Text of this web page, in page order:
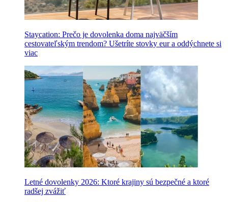
Staycation: Prečo je dovolenka doma najväčším
cestovateľským trendom? Ušetríte stovky eur a oddýchnete si
viac
Letné dovolenky 2026: Ktoré krajiny sú bezpečné a ktoré
radšej zvážiť